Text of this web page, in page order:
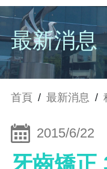
最新消息
首頁 / 最新消息 /
2015/6/22
牙齒矯正